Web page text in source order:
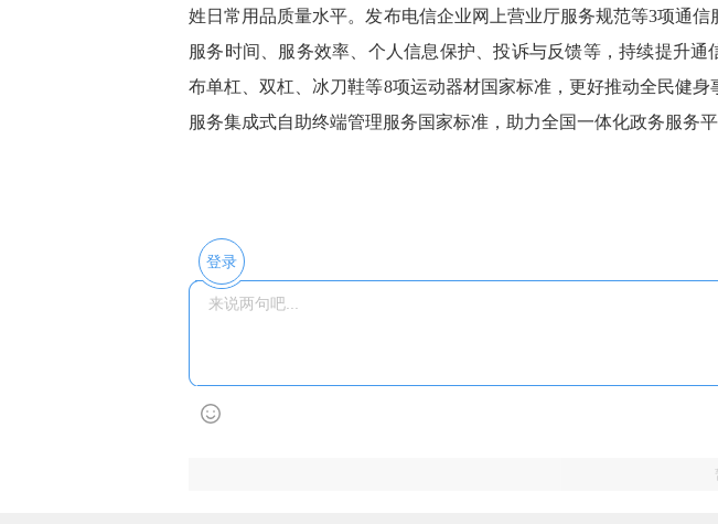
姓日常用品质量水平。发布电信企业网上营业厅服务规范等3项通
服务时间、服务效率、个人信息保护、投诉与反馈等，持续提升通
布单杠、双杠、冰刀鞋等8项运动器材国家标准，更好推动全民健
服务集成式自助终端管理服务国家标准，助力全国一体化政务服务平
登录